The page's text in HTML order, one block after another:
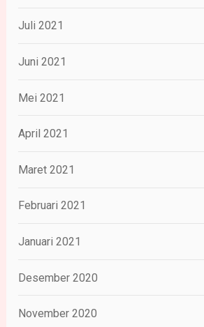
Juli 2021
Juni 2021
Mei 2021
April 2021
Maret 2021
Februari 2021
Januari 2021
Desember 2020
November 2020